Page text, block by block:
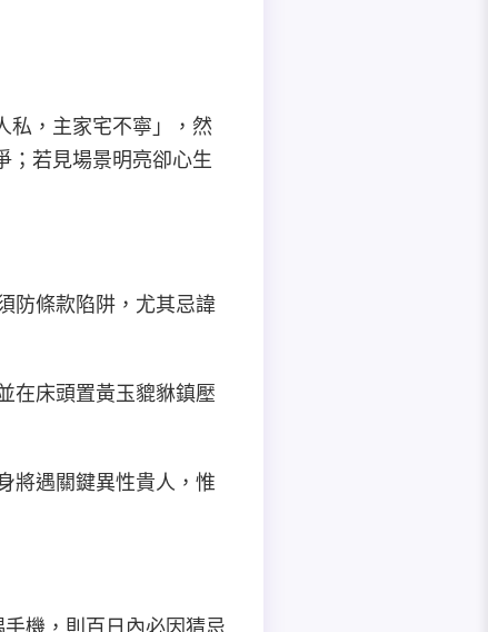
私，主家宅不寧」，然
若見場景明亮卻心生
防條款陷阱，尤其忌諱
在床頭置黃玉貔貅鎮壓
將遇關鍵異性貴人，惟
機，則百日內必因猜忌